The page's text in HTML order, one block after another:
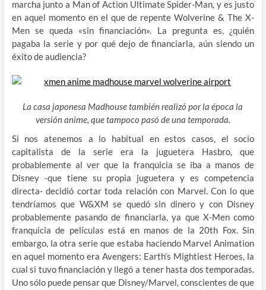
marcha junto a Man of Action Ultimate Spider-Man, y es justo
en aquel momento en el que de repente Wolverine & The X-
Men se queda «sin financiación». La pregunta es, ¿quién
pagaba la serie y por qué dejo de financiarla, aún siendo un
éxito de audiencia?
La casa japonesa Madhouse también realizó por la época la
versión anime, que tampoco pasó de una temporada.
Si nos atenemos a lo habitual en estos casos, el socio
capitalista de la serie era la juguetera Hasbro, que
probablemente al ver que la franquicia se iba a manos de
Disney -que tiene su propia juguetera y es competencia
directa- decidió cortar toda relación con Marvel. Con lo que
tendríamos que W&XM se quedó sin dinero y con Disney
probablemente pasando de financiarla, ya que X-Men como
franquicia de películas está en manos de la 20th Fox. Sin
embargo, la otra serie que estaba haciendo Marvel Animation
en aquel momento era Avengers: Earth’s Mightiest Heroes, la
cual si tuvo financiación y llegó a tener hasta dos temporadas.
Uno sólo puede pensar que Disney/Marvel, conscientes de que